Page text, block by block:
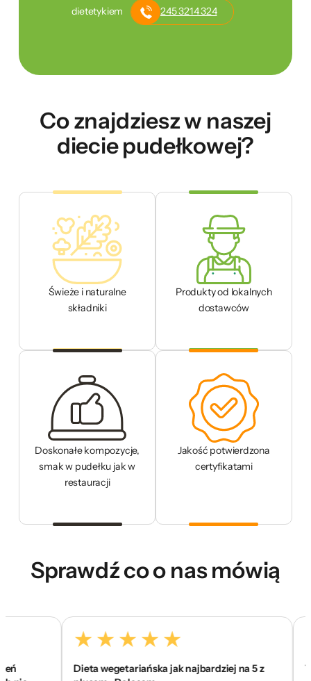
dietetykiem 245 3214 324
Co znajdziesz w naszej
diecie pudełkowej?
Świeże i naturalne
składniki
Produkty od lokalnych
dostawców
Doskonałe kompozycje,
smak w pudełku jak w
restauracji
Jakość potwierdzona
certyfikatami
Sprawdź co o nas mówią
Dieta wegetariańska jak najbardziej na 5 z
To